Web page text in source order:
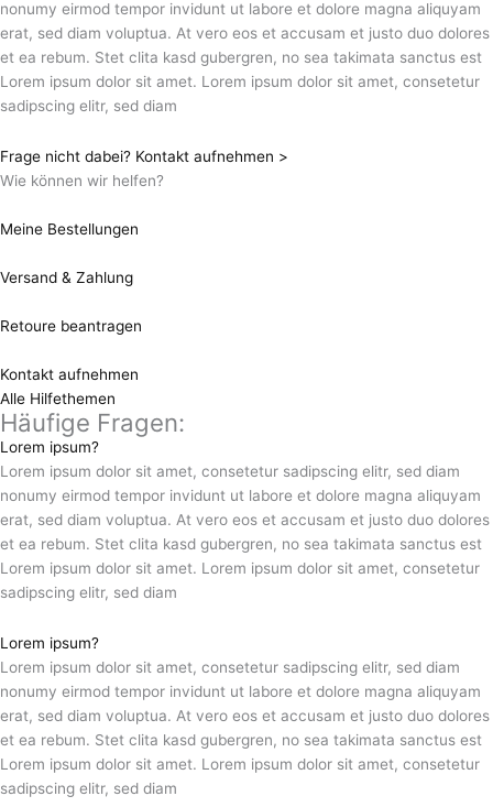
nonumy eirmod tempor invidunt ut labore et dolore magna aliquyam
erat, sed diam voluptua. At vero eos et accusam et justo duo dolores
et ea rebum. Stet clita kasd gubergren, no sea takimata sanctus est
Lorem ipsum dolor sit amet. Lorem ipsum dolor sit amet, consetetur
sadipscing elitr, sed diam
Frage nicht dabei? Kontakt aufnehmen >
Wie können wir helfen?
Meine Bestellungen
Versand & Zahlung
Retoure beantragen
Kontakt aufnehmen
Alle Hilfethemen
Häufige Fragen:
Lorem ipsum?
Lorem ipsum dolor sit amet, consetetur sadipscing elitr, sed diam
nonumy eirmod tempor invidunt ut labore et dolore magna aliquyam
erat, sed diam voluptua. At vero eos et accusam et justo duo dolores
et ea rebum. Stet clita kasd gubergren, no sea takimata sanctus est
Lorem ipsum dolor sit amet. Lorem ipsum dolor sit amet, consetetur
sadipscing elitr, sed diam
Lorem ipsum?
Lorem ipsum dolor sit amet, consetetur sadipscing elitr, sed diam
nonumy eirmod tempor invidunt ut labore et dolore magna aliquyam
erat, sed diam voluptua. At vero eos et accusam et justo duo dolores
et ea rebum. Stet clita kasd gubergren, no sea takimata sanctus est
Lorem ipsum dolor sit amet. Lorem ipsum dolor sit amet, consetetur
sadipscing elitr, sed diam